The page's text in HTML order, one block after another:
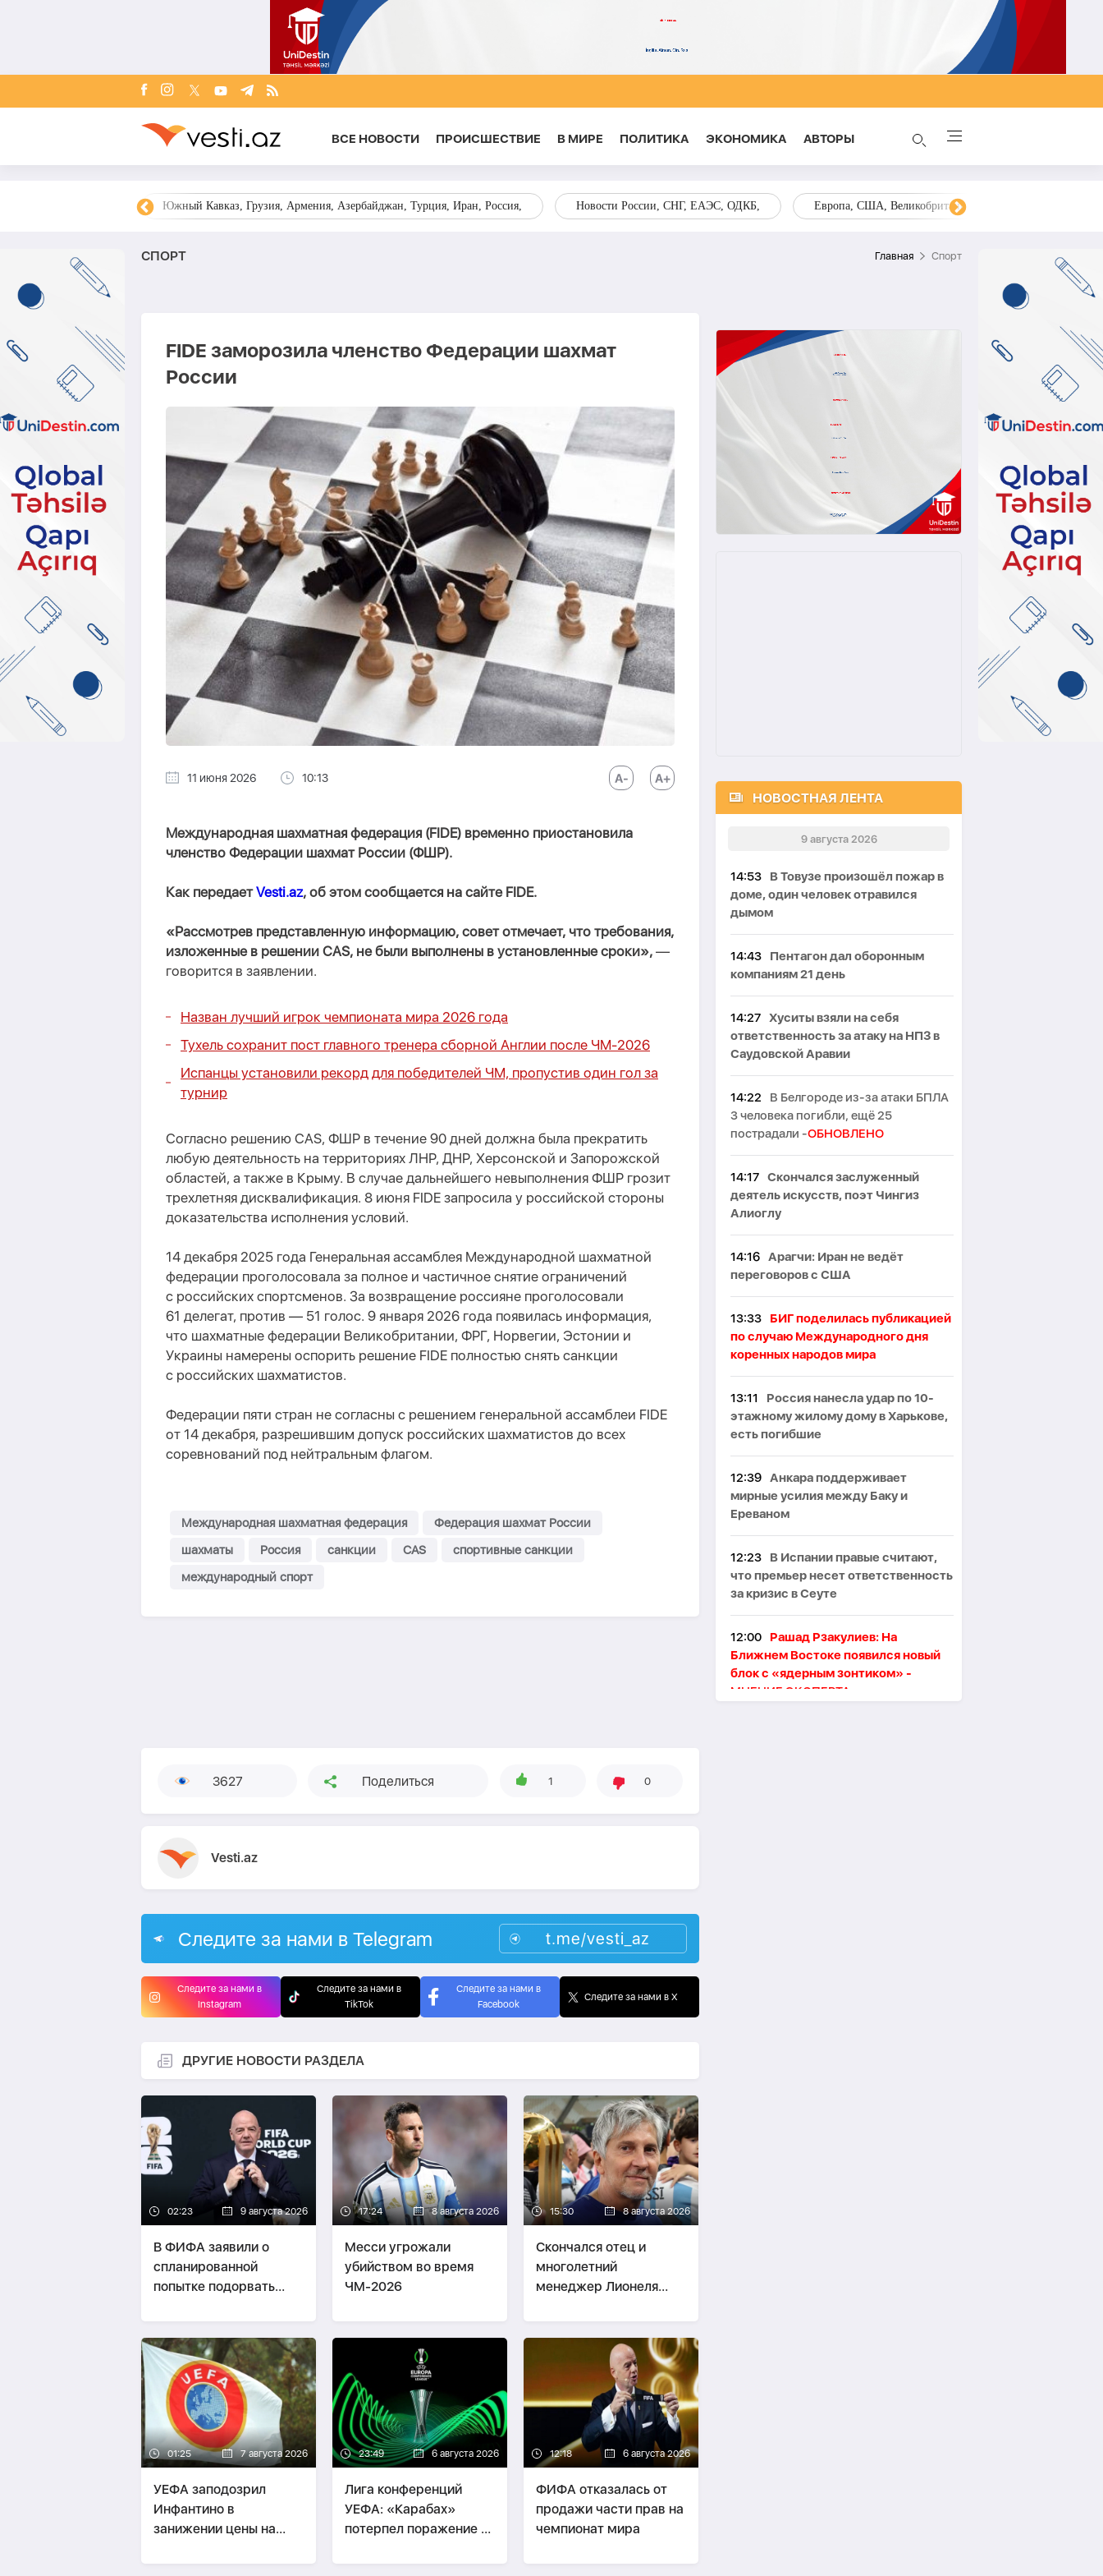
ВСЕ НОВОСТИ ПРОИСШЕСТВИЕ В МИРЕ ПОЛИТИКА ЭКОНОМИКА AВТОРЫ
Южный Кавказ, Грузия, Армения, Азербайджан, Турция, Иран, Россия, Новости России, СНГ, ЕАЭС, ОДКБ, Европа, США, Великобритания, Украина, Запад,
СПОРТ Главная Спорт
FIDE заморозила членство Федерации шахмат
России
11 июня 2026 10:13
Международная шахматная федерация (FIDE) временно приостановила
членство Федерации шахмат России (ФШР).
Как передаетVesti.az, об этом сообщается на сайте FIDE.
«Рассмотрев представленную информацию, совет отмечает, что требования,
изложенные в решении CAS, не были выполнены в установленные сроки», —
говорится в заявлении.
Назван лучший игрок чемпионата мира 2026 года
Тухель сохранит пост главного тренера сборной Англии после ЧМ-2026
Испанцы установили рекорд для победителей ЧМ, пропустив один гол за
турнир
Согласно решению CAS, ФШР в течение 90 дней должна была прекратить
любую деятельность на территориях ЛНР, ДНР, Херсонской и Запорожской
областей, а также в Крыму. В случае дальнейшего невыполнения ФШР грозит
трехлетняя дисквалификация. 8 июня FIDE запросила у российской стороны
доказательства исполнения условий.
14 декабря 2025 года Генеральная ассамблея Международной шахматной
федерации проголосовала за полное и частичное снятие ограничений
с российских спортсменов. За возвращение россияне проголосовали
61 делегат, против — 51 голос. 9 января 2026 года появилась информация,
что шахматные федерации Великобритании, ФРГ, Норвегии, Эстонии и
Украины намерены оспорить решение FIDE полностью снять санкции
с российских шахматистов.
Федерации пяти стран не согласны с решением генеральной ассамблеи FIDE
от 14 декабря, разрешившим допуск российских шахматистов до всех
соревнований под нейтральным флагом.
Международная шахматная федерация
Федерация шахмат России
шахматы
Россия санкции CAS
спортивные санкции
международный спорт
3627 Поделиться 1 0
Vesti.az
Следите за нами в Telegram t.me/vesti_az
Следите за нами в
Instagram
Следите за нами в
TikTok
Следите за нами в
Facebook
Следите за нами в X
ДРУГИЕ НОВОСТИ РАЗДЕЛА
02:23 9 августа 2026
В ФИФА заявили о
спланированной
попытке подорвать
17:24 8 августа 2026
Месси угрожали
убийством во время
ЧМ-2026
15:30 8 августа 2026
Скончался отец и
многолетний
менеджер Лионеля
01:25 7 августа 2026
УЕФА заподозрил
Инфантино в
занижении цены на
23:49 6 августа 2026
Лига конференций
УЕФА: «Карабах»
потерпел поражение в
12:18 6 августа 2026
ФИФА отказалась от
продажи части прав на
чемпионат мира
НОВОСТНАЯ ЛЕНТА
9 августа 2026
14:53
В Товузе произошёл пожар в
доме, один человек отравился
дымом
14:43
Пентагон дал оборонным
компаниям 21 день
14:27 Хуситы взяли на себя
ответственность за атаку на НПЗ в
Саудовской Аравии
14:22
В Белгороде из-за атаки БПЛА
3 человека погибли, ещё 25
пострадали -ОБНОВЛЕНО
14:17 Скончался заслуженный
деятель искусств, поэт Чингиз
Алиоглу
14:16 Арагчи: Иран не ведёт
переговоров с США
13:33
БИГ поделилась публикацией
по случаю Международного дня
коренных народов мира
13:11
Россия нанесла удар по 10-
этажному жилому дому в Харькове,
есть погибшие
12:39 Анкара поддерживает
мирные усилия между Баку и
Ереваном
12:23
В Испании правые считают,
что премьер несет ответственность
за кризис в Сеуте
12:00
Рашад Рзакулиев: На
Ближнем Востоке появился новый
блок с «ядерным зонтиком» -
МНЕНИЕ ЭКСПЕРТА